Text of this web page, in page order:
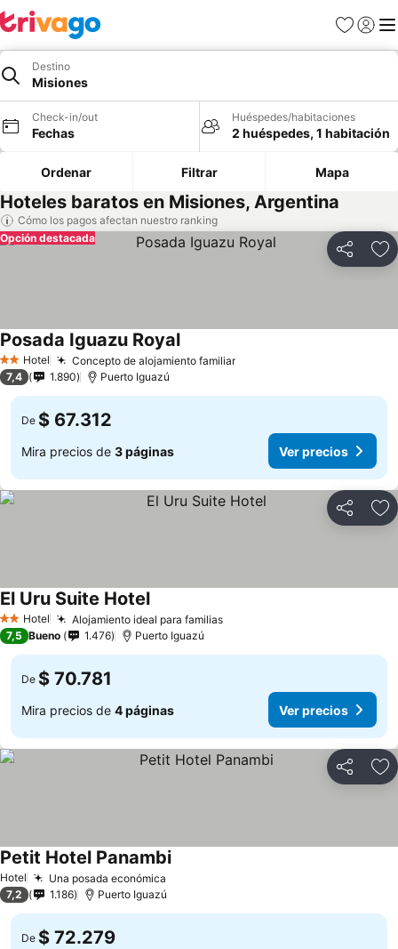
Favoritos
Iniciar
Destino
Misiones
Check-in/out
Fechas
Huéspedes/habitaciones
2 huéspedes, 1 habitación
Ordenar Filtrar Mapa
Hoteles baratos en Misiones, Argentina
Cómo los pagos afectan nuestro ranking
Compartir
Opción destacada
2 Estrellas
Hotel Concepto de alojamiento familiarVer precios
Posada Iguazu RoyalVer precios
7,4 1.890 Puerto Iguazú
De $ 67.312
Mira precios de 3 páginas Ver precios
Compartir
2 Estrellas
Hotel Alojamiento ideal para familiasVer precios
El Uru Suite HotelVer precios
7,5 Bueno 1.476 Puerto Iguazú
De $ 70.781
Mira precios de 4 páginas Ver precios
Compartir
Hotel Una posada económica
Petit Hotel PanambiVer precios
7,2 1.186 Puerto Iguazú
De $ 72.279